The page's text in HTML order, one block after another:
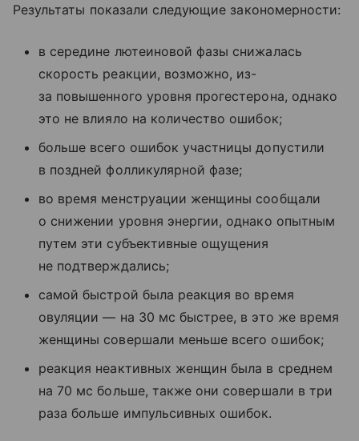
Результаты показали следующие закономерности:
в середине лютеиновой фазы снижалась
скорость реакции, возможно, из-
за повышенного уровня прогестерона, однако
это не влияло на количество ошибок;
больше всего ошибок участницы допустили
в поздней фолликулярной фазе;
во время менструации женщины сообщали
о снижении уровня энергии, однако опытным
путем эти субъективные ощущения
не подтверждались;
самой быстрой была реакция во время
овуляции — на 30 мс быстрее, в это же время
женщины совершали меньше всего ошибок;
реакция неактивных женщин была в среднем
на 70 мс больше, также они совершали в три
раза больше импульсивных ошибок.